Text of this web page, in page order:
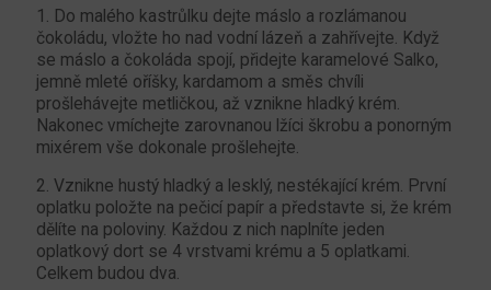
1. Do malého kastrůlku dejte máslo a rozlámanou
čokoládu, vložte ho nad vodní lázeň a zahřívejte. Když
se máslo a čokoláda spojí, přidejte karamelové Salko,
jemně mleté oříšky, kardamom a směs chvíli
prošlehávejte metličkou, až vznikne hladký krém.
Nakonec vmíchejte zarovnanou lžíci škrobu a ponorným
mixérem vše dokonale prošlehejte.
2. Vznikne hustý hladký a lesklý, nestékající krém. První
oplatku položte na pečicí papír a představte si, že krém
dělíte na poloviny. Každou z nich naplníte jeden
oplatkový dort se 4 vrstvami krému a 5 oplatkami.
Celkem budou dva.